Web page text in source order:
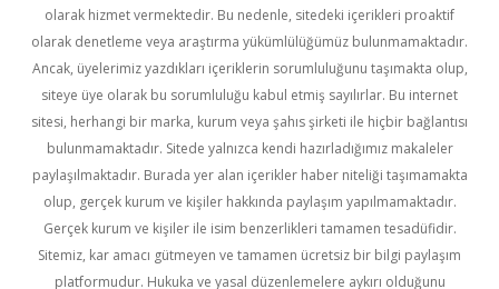
olarak hizmet vermektedir. Bu nedenle, sitedeki içerikleri proaktif
olarak denetleme veya araştırma yükümlülüğümüz bulunmamaktadır.
Ancak, üyelerimiz yazdıkları içeriklerin sorumluluğunu taşımakta olup,
siteye üye olarak bu sorumluluğu kabul etmiş sayılırlar. Bu internet
sitesi, herhangi bir marka, kurum veya şahıs şirketi ile hiçbir bağlantısı
bulunmamaktadır. Sitede yalnızca kendi hazırladığımız makaleler
paylaşılmaktadır. Burada yer alan içerikler haber niteliği taşımamakta
olup, gerçek kurum ve kişiler hakkında paylaşım yapılmamaktadır.
Gerçek kurum ve kişiler ile isim benzerlikleri tamamen tesadüfidir.
Sitemiz, kar amacı gütmeyen ve tamamen ücretsiz bir bilgi paylaşım
platformudur. Hukuka ve yasal düzenlemelere aykırı olduğunu